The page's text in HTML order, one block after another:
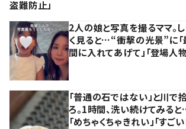
盗難防止」
2人の娘と写真を撮るママ。
く見ると…“衝撃の光景”に「
間に入れてあげて」「登場人
「普通の石ではない」と川で
ろ。1時間、洗い続けてみる
「めちゃくちゃきれい」「すごい！